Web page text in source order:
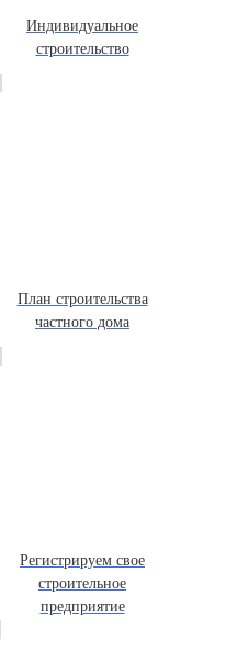
Индивидуальное
строительство
План строительства
частного дома
Регистрируем свое
строительное
предприятие